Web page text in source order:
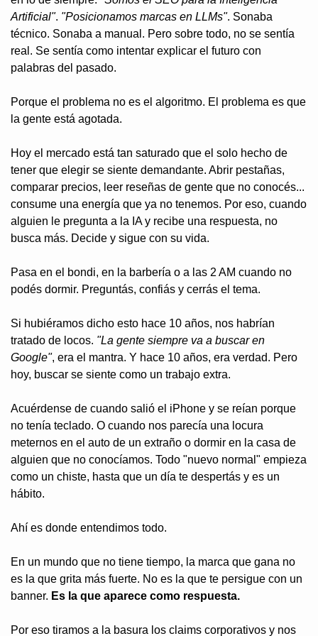
Artificial". "Posicionamos marcas en LLMs". Sonaba
técnico. Sonaba a manual. Pero sobre todo, no se sentía
real. Se sentía como intentar explicar el futuro con
palabras del pasado.
Porque el problema no es el algoritmo. El problema es que
la gente está agotada.
Hoy el mercado está tan saturado que el solo hecho de
tener que elegir se siente demandante. Abrir pestañas,
comparar precios, leer reseñas de gente que no conocés...
consume una energía que ya no tenemos. Por eso, cuando
alguien le pregunta a la IA y recibe una respuesta, no
busca más. Decide y sigue con su vida.
Pasa en el bondi, en la barbería o a las 2 AM cuando no
podés dormir. Preguntás, confiás y cerrás el tema.
Si hubiéramos dicho esto hace 10 años, nos habrían
tratado de locos. "La gente siempre va a buscar en
Google", era el mantra. Y hace 10 años, era verdad. Pero
hoy, buscar se siente como un trabajo extra.
Acuérdense de cuando salió el iPhone y se reían porque
no tenía teclado. O cuando nos parecía una locura
meternos en el auto de un extraño o dormir en la casa de
alguien que no conocíamos. Todo "nuevo normal" empieza
como un chiste, hasta que un día te despertás y es un
hábito.
Ahí es donde entendimos todo.
En un mundo que no tiene tiempo, la marca que gana no
es la que grita más fuerte. No es la que te persigue con un
banner. Es la que aparece como respuesta.
Por eso tiramos a la basura los claims corporativos y nos